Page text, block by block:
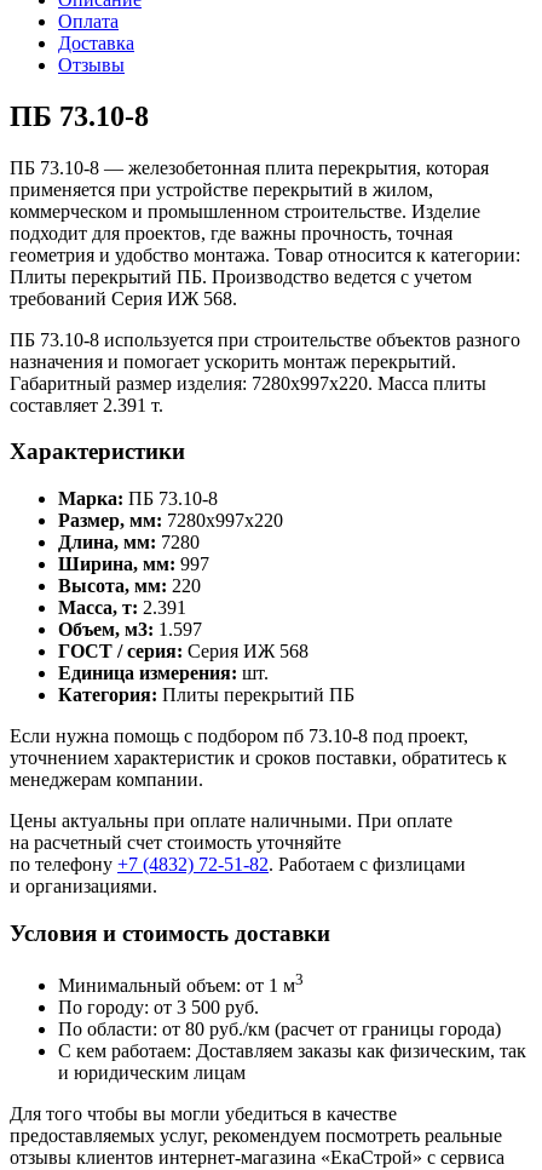
Оплата
Доставка
Отзывы
ПБ 73.10-8
ПБ 73.10-8 — железобетонная плита перекрытия, которая
применяется при устройстве перекрытий в жилом,
коммерческом и промышленном строительстве. Изделие
подходит для проектов, где важны прочность, точная
геометрия и удобство монтажа. Товар относится к категории:
Плиты перекрытий ПБ. Производство ведется с учетом
требований Серия ИЖ 568.
ПБ 73.10-8 используется при строительстве объектов разного
назначения и помогает ускорить монтаж перекрытий.
Габаритный размер изделия: 7280x997x220. Масса плиты
составляет 2.391 т.
Характеристики
Марка: ПБ 73.10-8
Размер, мм: 7280x997x220
Длина, мм: 7280
Ширина, мм: 997
Высота, мм: 220
Масса, т: 2.391
Объем, м3: 1.597
ГОСТ / серия: Серия ИЖ 568
Единица измерения: шт.
Категория: Плиты перекрытий ПБ
Если нужна помощь с подбором пб 73.10-8 под проект,
уточнением характеристик и сроков поставки, обратитесь к
менеджерам компании.
Цены актуальны при оплате наличными. При оплате
на расчетный счет стоимость уточняйте
по телефону +7 (4832) 72-51-82. Работаем с физлицами
и организациями.
Условия и стоимость доставки
Минимальный объем: от 1 м3
По городу: от 3 500 руб.
По области: от 80 руб./км (расчет от границы города)
С кем работаем: Доставляем заказы как физическим, так
и юридическим лицам
Для того чтобы вы могли убедиться в качестве
предоставляемых услуг, рекомендуем посмотреть реальные
отзывы клиентов интернет-магазина «ЕкаСтрой» с сервиса